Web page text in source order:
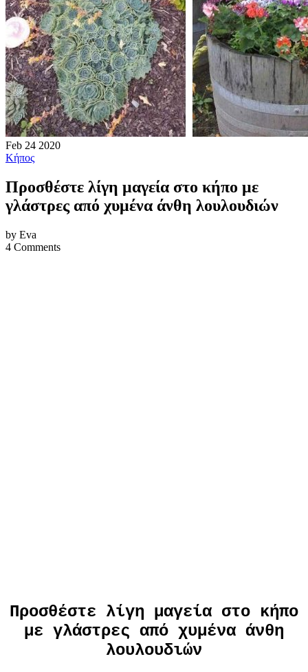
Feb 24 2020
Κήπος
Προσθέστε λίγη μαγεία στο κήπο με
γλάστρες από χυμένα άνθη λουλουδιών
by Eva
4 Comments
Προσθέστε λίγη μαγεία στο κήπο
με γλάστρες από χυμένα άνθη
λουλουδιών